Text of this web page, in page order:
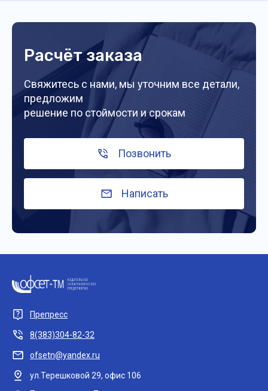
Расчёт заказа
Свяжитесь с нами, мы уточним все детали,
предложим
решение по стоймости и срокам
Позвонить
Написать
Препресс
8(383)304-82-32
ofsetn@yandex.ru
ул.Терешковой 29, офис 106